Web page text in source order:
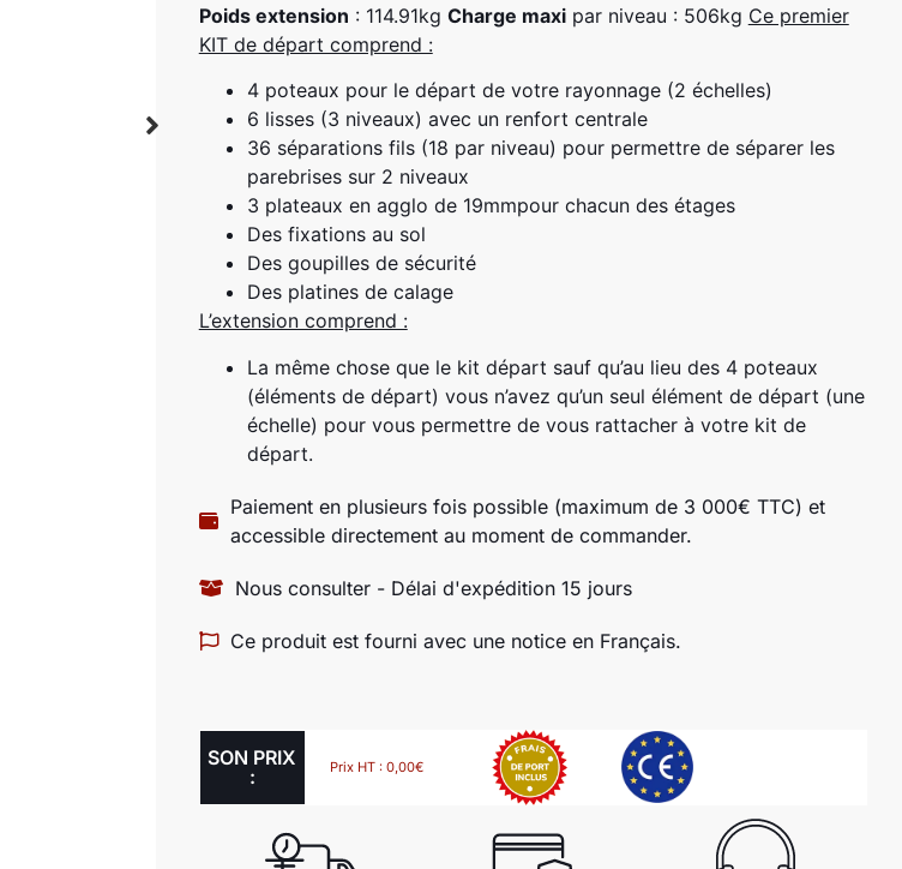
Poids extension : 114.91kg Charge maxipar niveau : 506kg Ce premier
KIT de départ comprend :
4 poteaux pour le départ de votre rayonnage (2 échelles)
6 lisses (3 niveaux) avec un renfort centrale
36 séparations fils (18 par niveau) pour permettre de séparer les
parebrises sur 2 niveaux
3 plateaux en agglo de 19mmpour chacun des étages
Des fixations au sol
Des goupilles de sécurité
Des platines de calage
L’extension comprend :
La même chose que le kit départ sauf qu’au lieu des 4 poteaux
(éléments de départ) vous n’avez qu’un seul élément de départ (une
échelle) pour vous permettre de vous rattacher à votre kit de
départ.
Paiement en plusieurs fois possible (maximum de 3 000€ TTC) et
accessible directement au moment de commander.
Nous consulter - Délai d'expédition 15 jours
Ce produit est fourni avec une notice en Français.
SON PRIX
:
Prix HT : 0,00€